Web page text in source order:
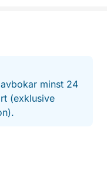
minst 24
(exklusive